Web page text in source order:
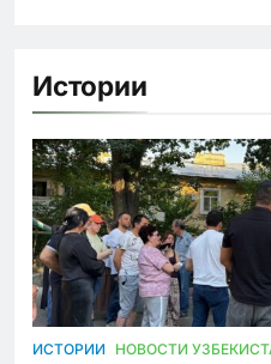
Истории
ИСТОРИИ НОВОСТИ